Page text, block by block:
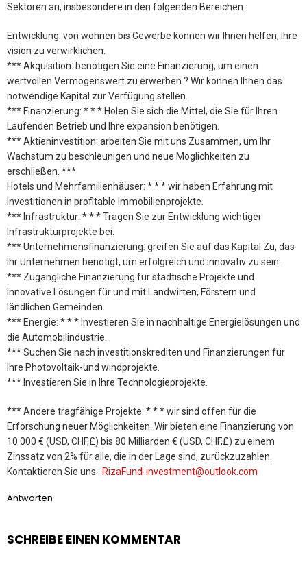
Sektoren an, insbesondere in den folgenden Bereichen :
Entwicklung: von wohnen bis Gewerbe können wir Ihnen helfen, Ihre
vision zu verwirklichen.
*** Akquisition: benötigen Sie eine Finanzierung, um einen
wertvollen Vermögenswert zu erwerben ? Wir können Ihnen das
notwendige Kapital zur Verfügung stellen.
*** Finanzierung: * * * Holen Sie sich die Mittel, die Sie für Ihren
Laufenden Betrieb und Ihre expansion benötigen.
*** Aktieninvestition: arbeiten Sie mit uns Zusammen, um Ihr
Wachstum zu beschleunigen und neue Möglichkeiten zu
erschließen. ***
Hotels und Mehrfamilienhäuser: * * * wir haben Erfahrung mit
Investitionen in profitable Immobilienprojekte.
*** Infrastruktur: * * * Tragen Sie zur Entwicklung wichtiger
Infrastrukturprojekte bei.
*** Unternehmensfinanzierung: greifen Sie auf das Kapital Zu, das
Ihr Unternehmen benötigt, um erfolgreich und innovativ zu sein.
*** Zugängliche Finanzierung für städtische Projekte und
innovative Lösungen für und mit Landwirten, Förstern und
ländlichen Gemeinden.
*** Energie: * * * Investieren Sie in nachhaltige Energielösungen und
die Automobilindustrie.
*** Suchen Sie nach investitionskrediten und Finanzierungen für
Ihre Photovoltaik-und windprojekte.
*** Investieren Sie in Ihre Technologieprojekte.
*** Andere tragfähige Projekte: * * * wir sind offen für die
Erforschung neuer Möglichkeiten. Wir bieten eine Finanzierung von
10.000 € (USD, CHF,£) bis 80 Milliarden € (USD, CHF,£) zu einem
Zinssatz von 2% für alle, die in der Lage sind, zurückzuzahlen.
Kontaktieren Sie uns : RizaFund-investment@outlook.com
Antworten
SCHREIBE EINEN KOMMENTAR